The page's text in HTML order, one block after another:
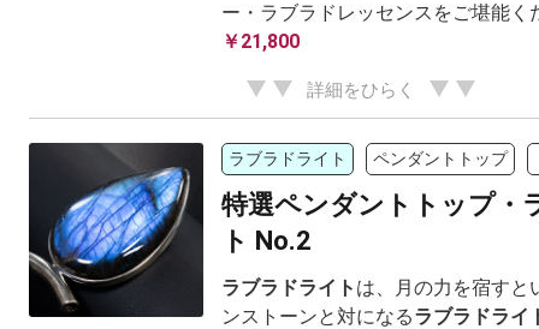
ー・ラブラドレッセンスをご堪能く
￥21,800
詳細をひらく
ラブラドライト ペンダントトップ
特選ペンダントトップ・
ト No.2
ラブラドライト は、月の力を宿すと
ンストーンと対になるラブラドライ